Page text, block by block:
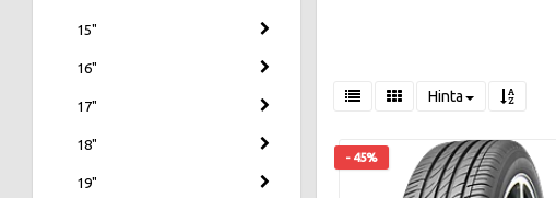
15"
16"
17"
18"
19"
Hinta
- 45%